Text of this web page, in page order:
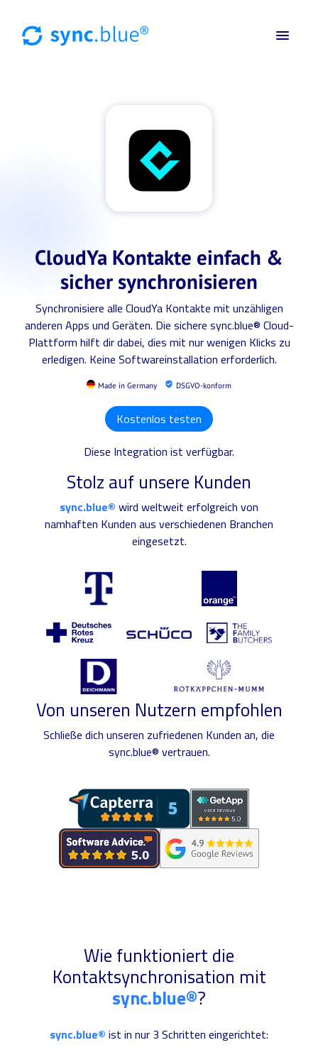
CloudYa Kontakte einfach &
sicher synchronisieren
Synchronisiere alle CloudYa Kontakte mit unzähligen
anderen Apps und Geräten. Die sichere sync.blue® Cloud-
Plattform hilft dir dabei, dies mit nur wenigen Klicks zu
erledigen. Keine Softwareinstallation erforderlich.
Made in Germany DSGVO-konform
Kostenlos testen
Diese Integration ist verfügbar.
Stolz auf unsere Kunden
sync.blue® wird weltweit erfolgreich von
namhaften Kunden aus verschiedenen Branchen
eingesetzt.
Von unseren Nutzern empfohlen
Schließe dich unseren zufriedenen Kunden an, die
sync.blue® vertrauen.
Wie funktioniert die
Kontaktsynchronisation mit
sync.blue®?
sync.blue® ist in nur 3 Schritten eingerichtet: